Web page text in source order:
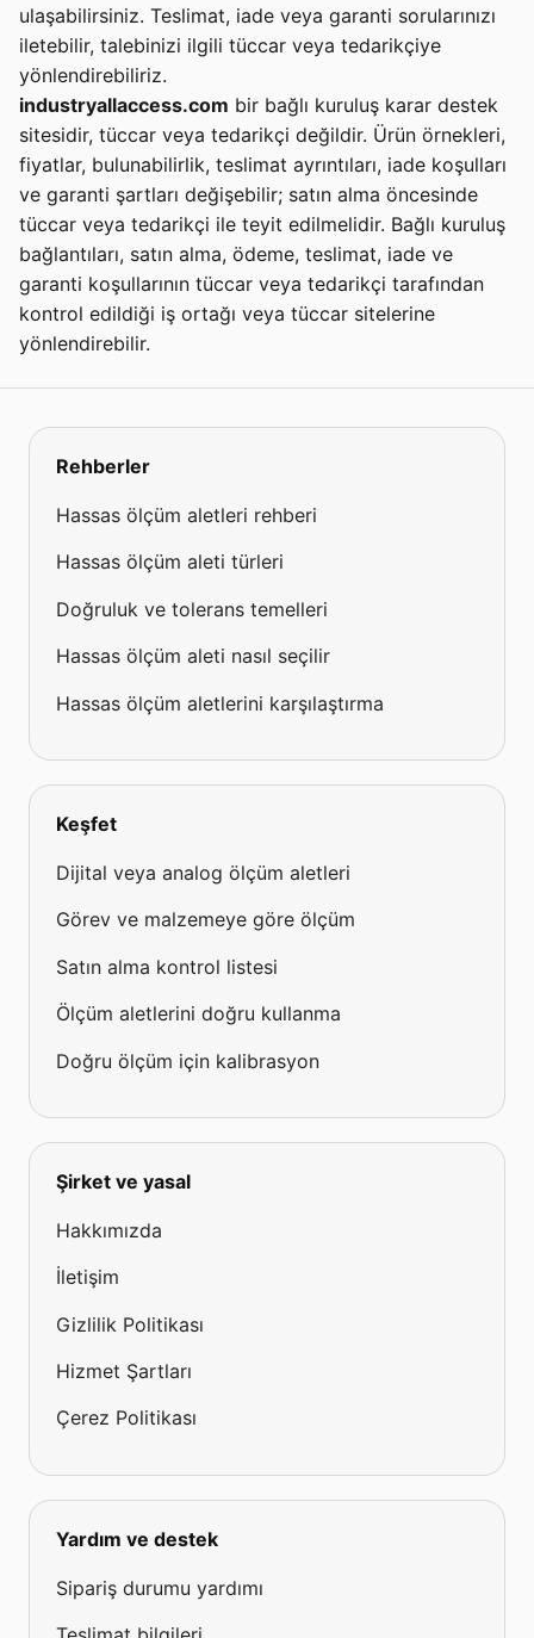
ulaşabilirsiniz. Teslimat, iade veya garanti sorularınızı
iletebilir, talebinizi ilgili tüccar veya tedarikçiye
yönlendirebiliriz.
industryallaccess.com bir bağlı kuruluş karar destek
sitesidir, tüccar veya tedarikçi değildir. Ürün örnekleri,
fiyatlar, bulunabilirlik, teslimat ayrıntıları, iade koşulları
ve garanti şartları değişebilir; satın alma öncesinde
tüccar veya tedarikçi ile teyit edilmelidir. Bağlı kuruluş
bağlantıları, satın alma, ödeme, teslimat, iade ve
garanti koşullarının tüccar veya tedarikçi tarafından
kontrol edildiği iş ortağı veya tüccar sitelerine
yönlendirebilir.
Rehberler
Hassas ölçüm aletleri rehberi
Hassas ölçüm aleti türleri
Doğruluk ve tolerans temelleri
Hassas ölçüm aleti nasıl seçilir
Hassas ölçüm aletlerini karşılaştırma
Keşfet
Dijital veya analog ölçüm aletleri
Görev ve malzemeye göre ölçüm
Satın alma kontrol listesi
Ölçüm aletlerini doğru kullanma
Doğru ölçüm için kalibrasyon
Şirket ve yasal
Hakkımızda
İletişim
Gizlilik Politikası
Hizmet Şartları
Çerez Politikası
Yardım ve destek
Sipariş durumu yardımı